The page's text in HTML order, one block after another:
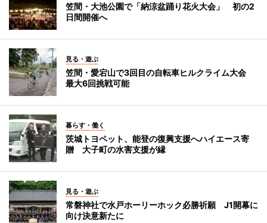
笠間・大池公園で「納涼盆踊り花火大会」 初の2
日間開催へ
見る・遊ぶ
笠間・愛宕山で3回目の自転車ヒルクライム大会
最大6回挑戦可能
暮らす・働く
茨城トヨペット、能登の復興支援へハイエース寄
贈 大子町の水害支援が縁
見る・遊ぶ
常磐神社で水戸ホーリーホック必勝祈願 J1開幕に
向け決意新たに